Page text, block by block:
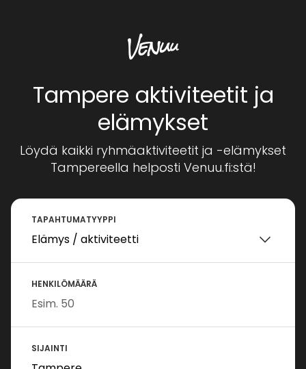
Tampere aktiviteetit ja
elämykset
Löydä kaikki ryhmäaktiviteetit ja -elämykset
Tampereella helposti Venuu.fi:stä!
TAPAHTUMATYYPPI
HENKILÖMÄÄRÄ
SIJAINTI